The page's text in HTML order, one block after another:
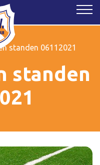
standen 06112021
standen